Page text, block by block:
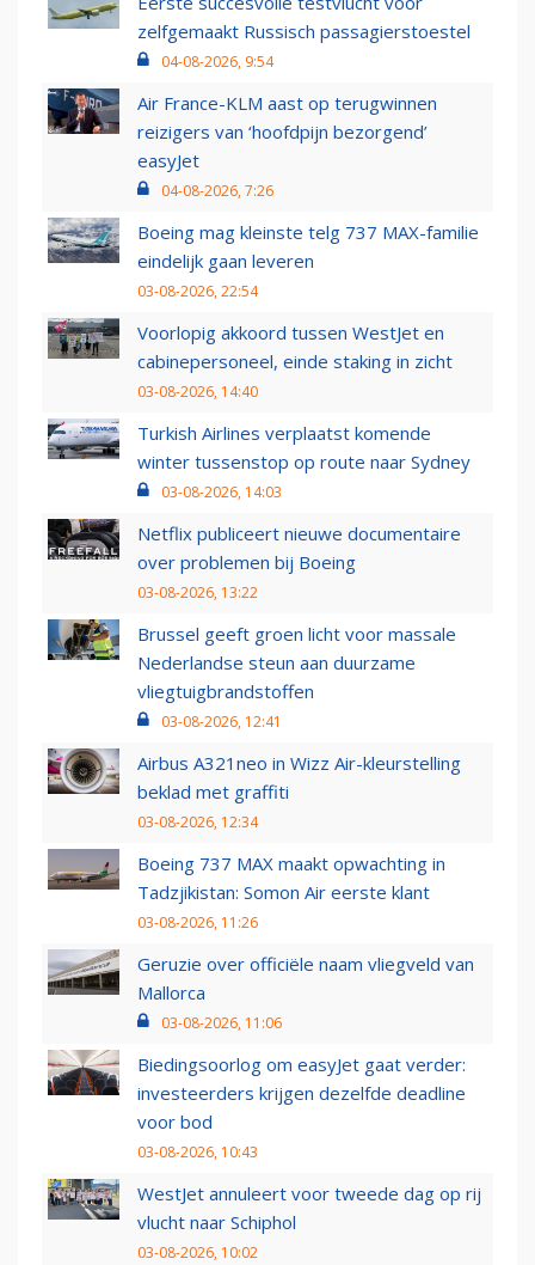
zelfgemaakt Russisch passagierstoestel
04-08-2026, 9:54
Air France-KLM aast op terugwinnen
reizigers van ‘hoofdpijn bezorgend’
easyJet
04-08-2026, 7:26
Boeing mag kleinste telg 737 MAX-familie
eindelijk gaan leveren
03-08-2026, 22:54
Voorlopig akkoord tussen WestJet en
cabinepersoneel, einde staking in zicht
03-08-2026, 14:40
Turkish Airlines verplaatst komende
winter tussenstop op route naar Sydney
03-08-2026, 14:03
Netflix publiceert nieuwe documentaire
over problemen bij Boeing
03-08-2026, 13:22
Brussel geeft groen licht voor massale
Nederlandse steun aan duurzame
vliegtuigbrandstoffen
03-08-2026, 12:41
Airbus A321neo in Wizz Air-kleurstelling
beklad met graffiti
03-08-2026, 12:34
Boeing 737 MAX maakt opwachting in
Tadzjikistan: Somon Air eerste klant
03-08-2026, 11:26
Geruzie over officiële naam vliegveld van
Mallorca
03-08-2026, 11:06
Biedingsoorlog om easyJet gaat verder:
investeerders krijgen dezelfde deadline
voor bod
03-08-2026, 10:43
WestJet annuleert voor tweede dag op rij
vlucht naar Schiphol
03-08-2026, 10:02